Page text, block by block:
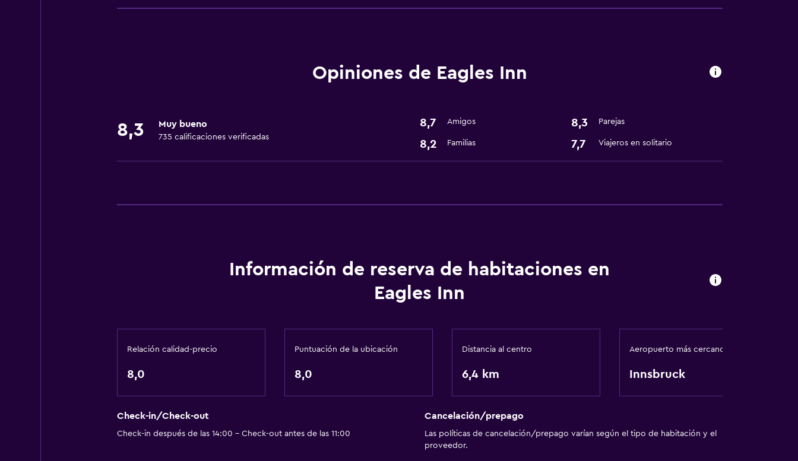
TV por cable o vía satélite
Ascensor
Servicios básicos
Opiniones de Eagles Inn
8,3 Muy bueno
735 calificaciones verificadas
8,7 Amigos 8,3 Parejas
8,2 Familias 7,7 Viajeros en solitario
Información de reserva de habitaciones en
Eagles Inn
Relación calidad-precio
8,0
Puntuación de la ubicación
8,0
Distancia al centro
6,4 km
Aeropuerto más cercano
Innsbruck
Check-in/Check-out
Check-in después de las 14:00 - Check-out antes de las 11:00
Cancelación/prepago
Las políticas de cancelación/prepago varían según el tipo de habitación y el
proveedor.